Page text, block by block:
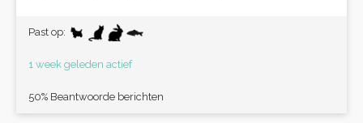
Past op:
1 week geleden actief
50% Beantwoorde berichten